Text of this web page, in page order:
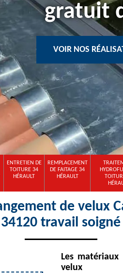
gratuit
VOIR NOS
ENTRETIEN DE
TOITURE 34
HÉRAULT
REMPLACEMENT
DE FAITAGE 34
HÉRAULT
de velux
34120 travail soigné
Les
velux